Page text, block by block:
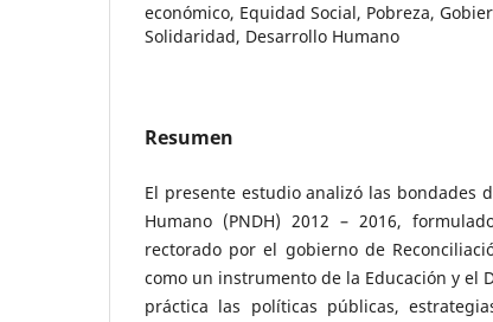
económico, Equidad Social, Pobreza,
Solidaridad, Desarrollo Humano
Resumen
El presente estudio analizó las bondades
Humano (PNDH) 2012 – 2016,
rectorado por el gobierno de
como un instrumento de la Educación y el
práctica las políticas públicas,